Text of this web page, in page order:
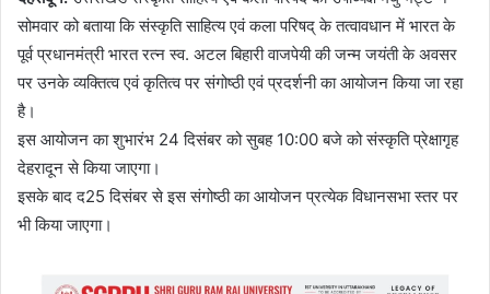
सोमवार को बताया कि संस्कृति साहित्य एवं कला परिषद् के तत्वावधान में भारत के
पूर्व प्रधानमंत्री भारत रत्न स्व. अटल बिहारी वाजपेयी की जन्म जयंती के अवसर
पर उनके व्यक्तित्व एवं कृतित्व पर संगोष्ठी एवं प्रदर्शनी का आयोजन किया जा रहा
है।
इस आयोजन का शुभारंभ 24 दिसंबर को सुबह 10:00 बजे को संस्कृति प्रेक्षागृह
देहरादून से किया जाएगा।
इसके बाद द25 दिसंबर से इस संगोष्ठी का आयोजन प्रत्येक विधानसभा स्तर पर
भी किया जाएगा।